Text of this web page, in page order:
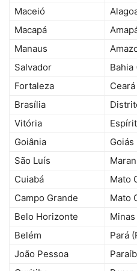
Maceió
Macapá
Manaus
Salvador
Bahia
Fortaleza
Ceará
Brasília
Vitória
Goiânia
Goiás
São Luís
Cuiabá
Mato
Campo Grande
Mato
Belo Horizonte
Belém
Pará
João Pessoa